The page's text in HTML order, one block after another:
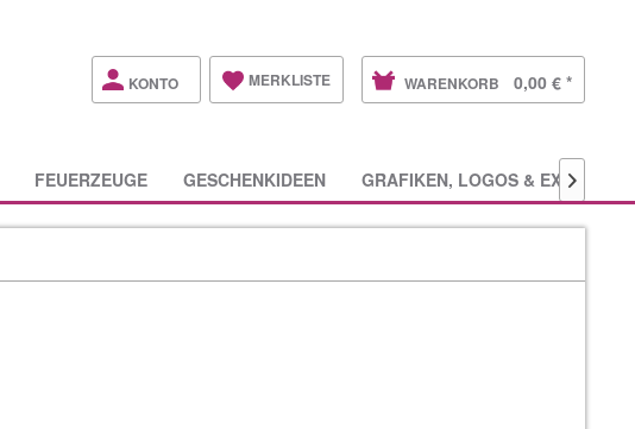
KONTO MERKLISTE WARENKORB 0,00 € *
FEUERZEUGE GESCHENKIDEEN GRAFIKEN, LOGOS & EXTRAS
